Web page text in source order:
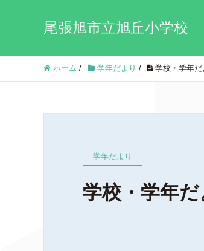
尾張旭市立旭丘小学校
ホーム / 学年だより / 学校・学年
学年だより
学校・学年